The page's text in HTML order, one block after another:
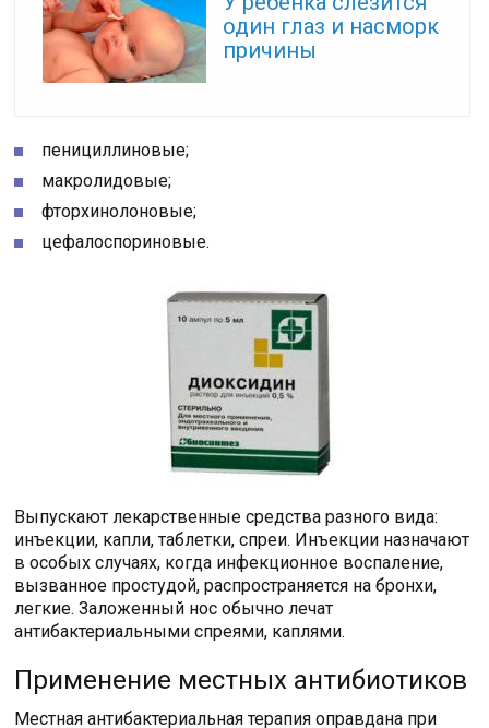
один глаз и насморк
причины
пенициллиновые;
макролидовые;
фторхинолоновые;
цефалоспориновые.
Выпускают лекарственные средства разного вида:
инъекции, капли, таблетки, спреи. Инъекции назначают
в особых случаях, когда инфекционное воспаление,
вызванное простудой, распространяется на бронхи,
легкие. Заложенный нос обычно лечат
антибактериальными спреями, каплями.
Применение местных антибиотиков
Местная антибактериальная терапия оправдана при